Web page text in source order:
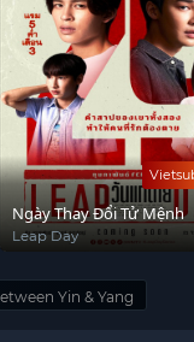
Ngày Thay Đổi Tử Mệnh
Leap Day
Yin & Yang